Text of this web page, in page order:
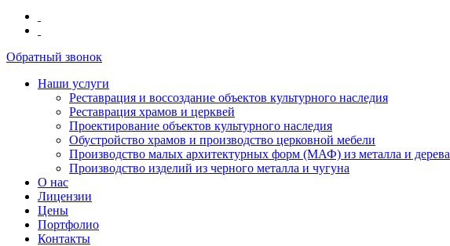
Обратный звонок
Наши услуги
Реставрация и воссоздание объектов культурного наследия
Реставрация храмов и церквей
Проектирование объектов культурного наследия
Обустройство храмов и производство церковной мебели
Производство малых архитектурных форм (МАФ) из металла и дерева
Производство изделий из черного металла и чугуна
О нас
Лицензии
Цены
Портфолио
Контакты